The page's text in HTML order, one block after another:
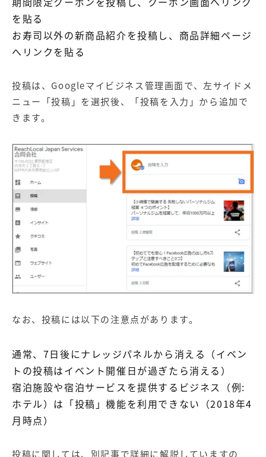
を貼る
お寿司以外の新商品紹介を投稿し、商品詳細ページ
へリンクを貼る
投稿は、Googleマイビジネス管理画面で、左サイドメ
ニュー「投稿」を選択後、「投稿を入力」から追加で
きます。
なお、投稿には以下の注意点があります。
通常、7日後にナレッジパネルから消える（イベン
トの投稿はイベント開催日が過ぎたら消える）
宿泊施設や宿泊サービスを提供するビジネス（例:
ホテル）は「投稿」機能を利用できない（2018年4
月時点）
投稿に関しては、別記事で詳細に解説していますの